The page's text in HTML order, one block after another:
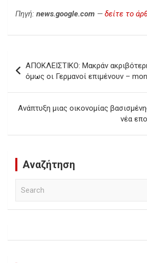
Πηγή: news.google.com — δείτε το
navigation
ΑΠΟΚΛΕΙΣΤΙΚΟ: Μακράν
όμως οι Γερμανοί επιμένουν –
Ανάπτυξη μιας οικονομίας
νέα
Αναζήτηση
h